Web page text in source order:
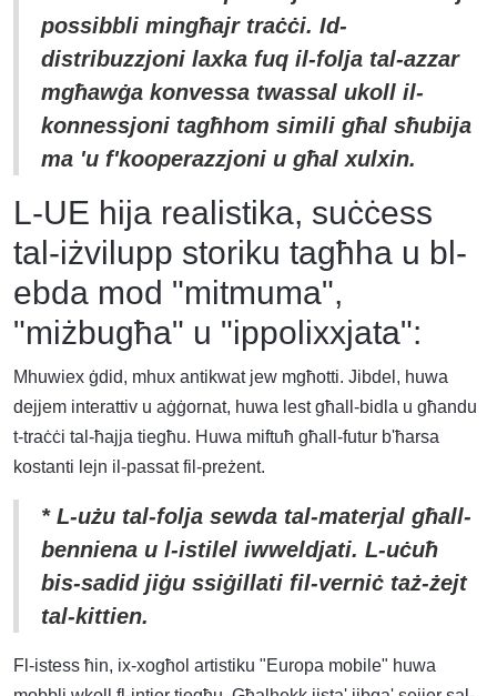
possibbli mingħajr traċċi. Id-
distribuzzjoni laxka fuq il-folja tal-azzar
mgħawġa konvessa twassal ukoll il-
konnessjoni tagħhom simili għal sħubija
ma 'u f'kooperazzjoni u għal xulxin.
L-UE hija realistika, suċċess
tal-iżvilupp storiku tagħha u bl-
ebda mod "mitmuma",
"miżbugħa" u "ippolixxjata":
Mhuwiex ġdid, mhux antikwat jew mgħotti. Jibdel, huwa
dejjem interattiv u aġġornat, huwa lest għall-bidla u għandu
t-traċċi tal-ħajja tiegħu. Huwa miftuħ għall-futur b'ħarsa
kostanti lejn il-passat fil-preżent.
* L-użu tal-folja sewda tal-materjal għall-
benniena u l-istilel iwweldjati. L-uċuħ
bis-sadid jiġu ssiġillati fil-verniċ taż-żejt
tal-kittien.
Fl-istess ħin, ix-xogħol artistiku "Europa mobile" huwa